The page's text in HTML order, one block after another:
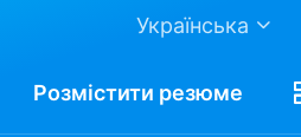
Українська
Розмістити резюме